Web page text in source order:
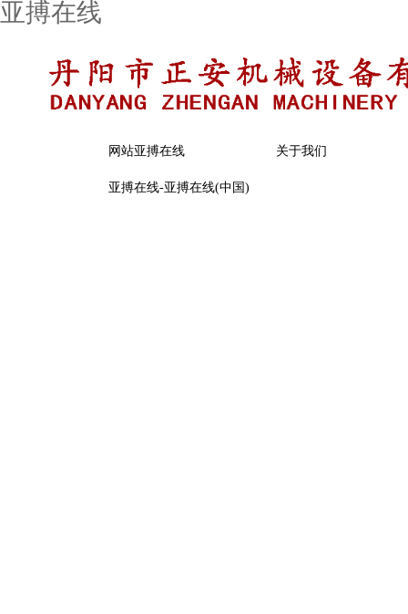
亚搏在线
网站亚搏在线 关于我们
亚搏在线-亚搏在线(中国)